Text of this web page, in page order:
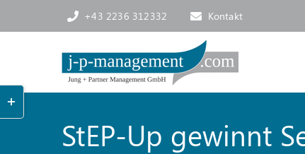
+43 2236 312332 Kontakt
StEP-Up gewinnt